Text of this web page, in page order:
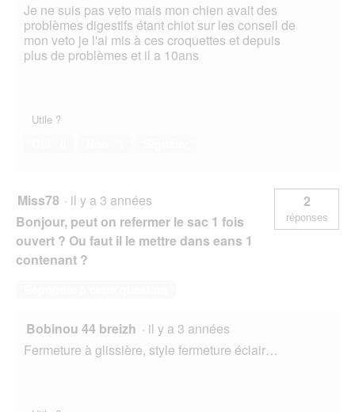
Je ne suis pas veto mais mon chien avait des
problèmes digestifs étant chiot sur les conseil de
mon veto je l'ai mis à ces croquettes et depuis
plus de problèmes et il a 10ans
Utile ?
Miss78 · il y a 3 années
Bonjour, peut on refermer le sac 1 fois
ouvert ? Ou faut il le mettre dans eans 1
contenant ?
2
réponses
Bobinou 44 breizh · il y a 3 années
Fermeture à glissière, style fermeture éclair…